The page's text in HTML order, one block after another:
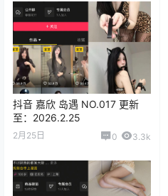
抖音 嘉欣 岛遇 NO.017 更新
至：2026.2.25
2月25日 0 3.3k